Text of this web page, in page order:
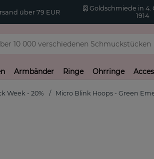
über 79 EUR
Goldschmiede in 4.
1914
Armbänder Ringe Ohrringe
Week - 20% Micro Blink Hoops - Green